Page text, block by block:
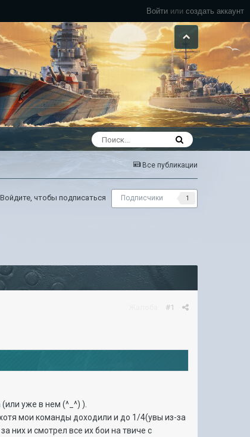
Войти или создать аккаунт
Все публикации
Войдите, чтобы подписаться Подписчики 1
#1
уже в нем (^_^) ).
мои команды доходили и до 1/4(увы из-за
них и смотрел все их бои на твиче с